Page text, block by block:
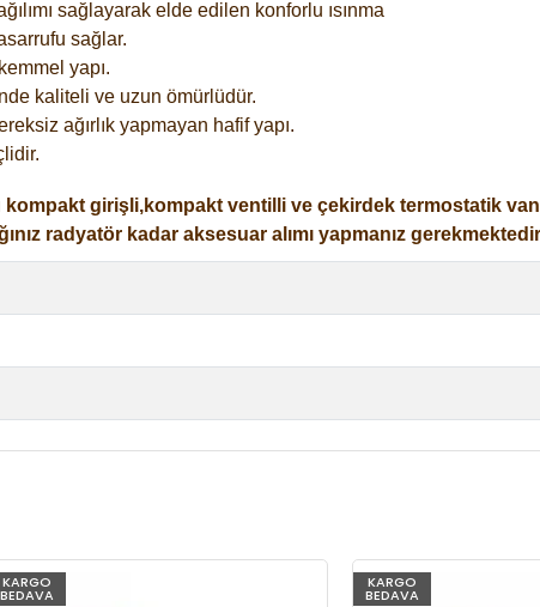
sağlayarak elde edilen konforlu ısınma
sağlar.
yapı.
kaliteli ve uzun ömürlüdür.
ağırlık yapmayan hafif yapı.
girişli,kompakt ventilli ve çekirdek termostatik
radyatör kadar aksesuar alımı yapmanız
KARGO
BEDAVA
KARGO
BEDAVA